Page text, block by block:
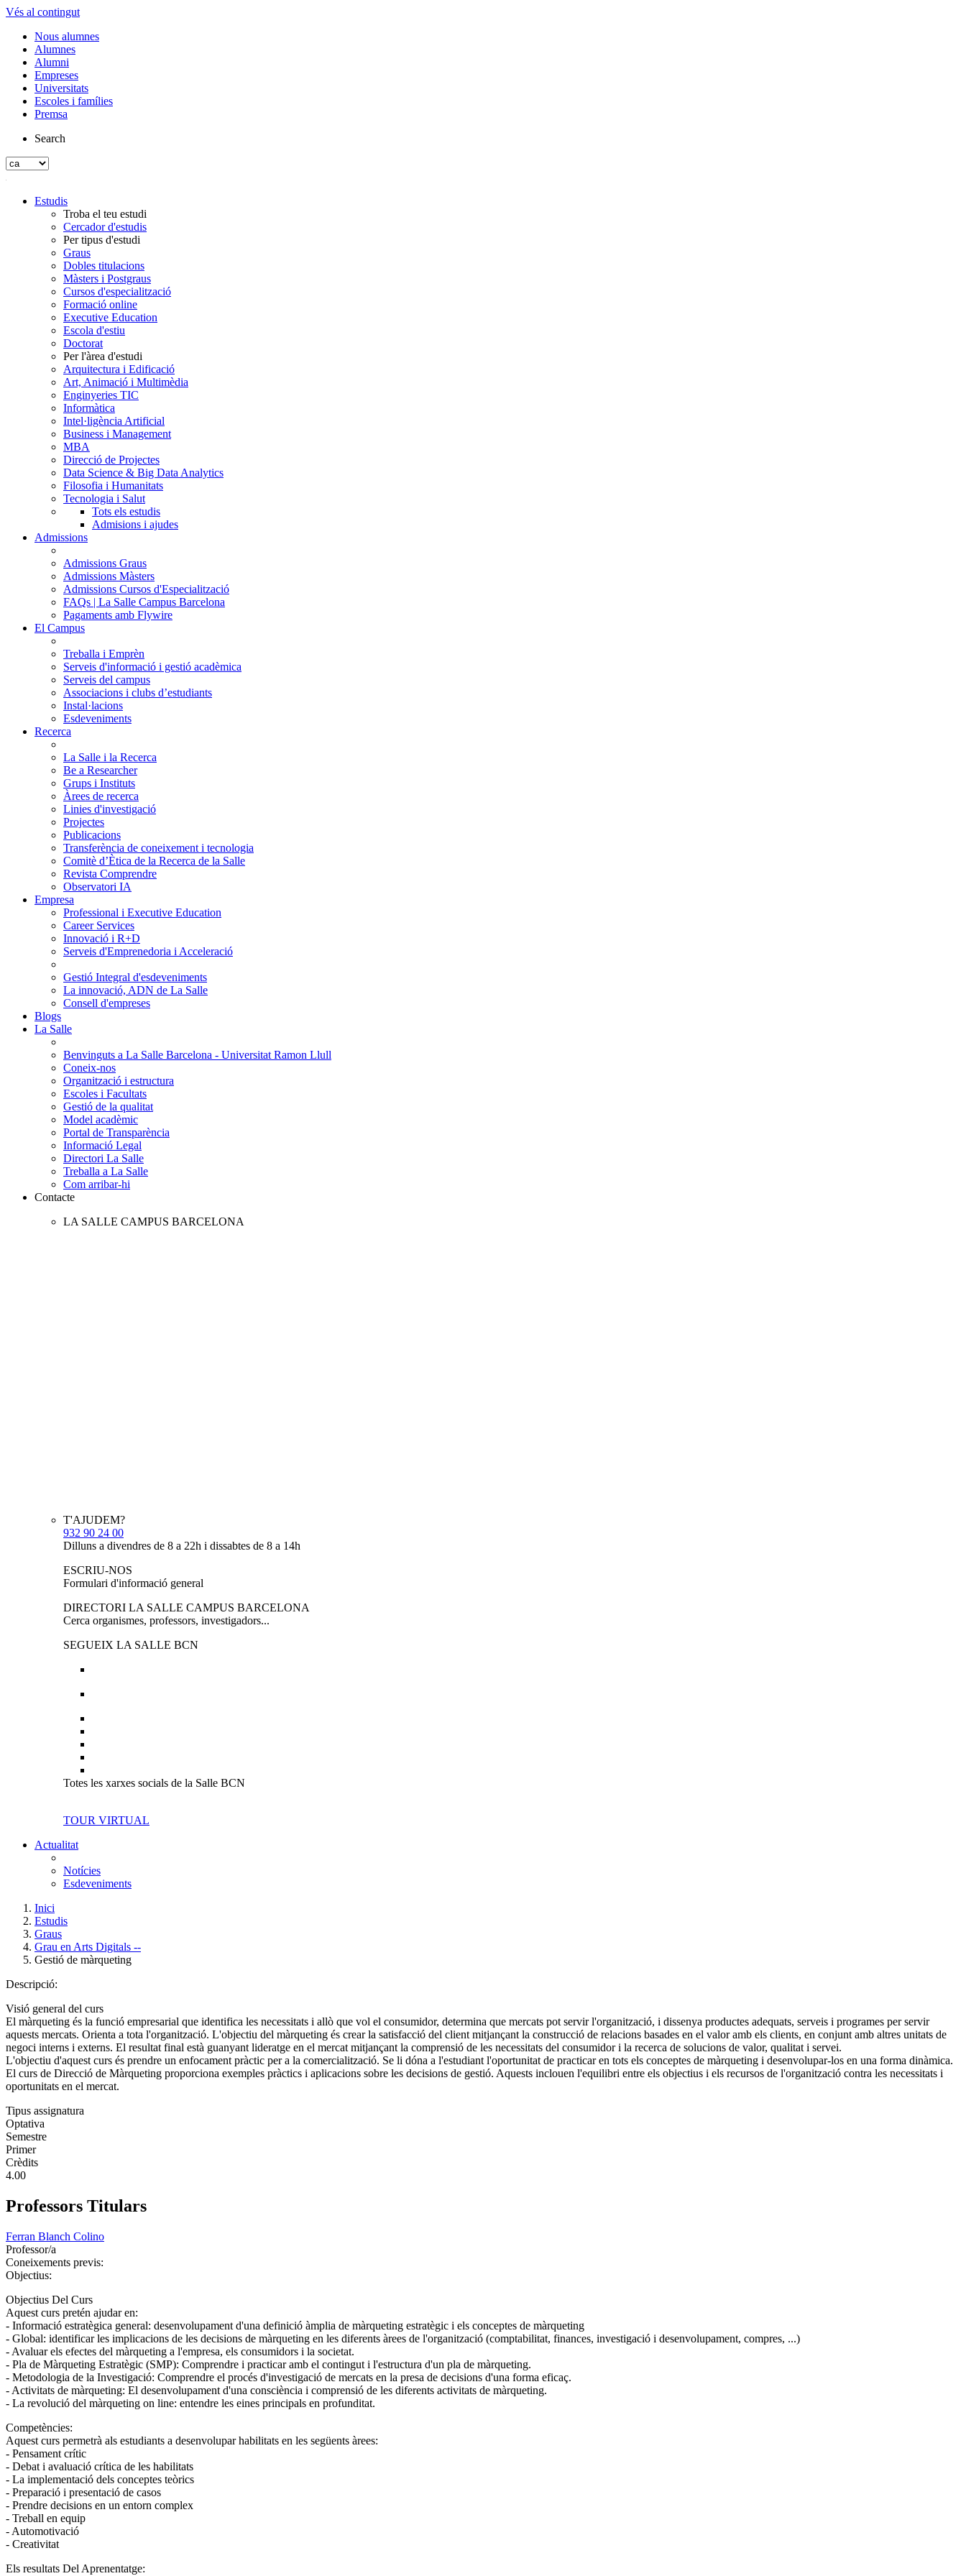
Vés al contingut
Nous alumnes
Alumnes
Alumni
Empreses
Universitats
Escoles i famílies
Premsa
Search
Estudis
Troba el teu estudi
Cercador d'estudis
Per tipus d'estudi
Graus
Dobles titulacions
Màsters i Postgraus
Cursos d'especialització
Formació online
Executive Education
Escola d'estiu
Doctorat
Per l'àrea d'estudi
Arquitectura i Edificació
Art, Animació i Multimèdia
Enginyeries TIC
Informàtica
Intel·ligència Artificial
Business i Management
MBA
Direcció de Projectes
Data Science & Big Data Analytics
Filosofia i Humanitats
Tecnologia i Salut
Tots els estudis
Admisions i ajudes
Admissions
Admissions Graus
Admissions Màsters
Admissions Cursos d'Especialització
FAQs | La Salle Campus Barcelona
Pagaments amb Flywire
El Campus
Treballa i Emprèn
Serveis d'informació i gestió acadèmica
Serveis del campus
Associacions i clubs d’estudiants
Instal·lacions
Esdeveniments
Recerca
La Salle i la Recerca
Be a Researcher
Grups i Instituts
Àrees de recerca
Linies d'investigació
Projectes
Publicacions
Transferència de coneixement i tecnologia
Comitè d’Ètica de la Recerca de la Salle
Revista Comprendre
Observatori IA
Empresa
Professional i Executive Education
Career Services
Innovació i R+D
Serveis d'Emprenedoria i Acceleració
Gestió Integral d'esdeveniments
La innovació, ADN de La Salle
Consell d'empreses
Blogs
La Salle
Benvinguts a La Salle Barcelona - Universitat Ramon Llull
Coneix-nos
Organització i estructura
Escoles i Facultats
Gestió de la qualitat
Model acadèmic
Portal de Transparència
Informació Legal
Directori La Salle
Treballa a La Salle
Com arribar-hi
Contacte
LA SALLE CAMPUS BARCELONA
T'AJUDEM?
932 90 24 00
Dilluns a divendres de 8 a 22h i dissabtes de 8 a 14h
ESCRIU-NOS
Formulari d'informació general
DIRECTORI LA SALLE CAMPUS BARCELONA
Cerca organismes, professors, investigadors...
SEGUEIX LA SALLE BCN
Totes les xarxes socials de la Salle BCN
TOUR VIRTUAL
Actualitat
Notícies
Esdeveniments
Inici
Estudis
Graus
Grau en Arts Digitals --
Gestió de màrqueting
Descripció:
Visió general del curs
El màrqueting és la funció empresarial que identifica les necessitats i allò que vol el consumidor, determina que mercats pot servir l'organització, i dissenya productes adequats, serveis i programes per servir
aquests mercats. Orienta a tota l'organització. L'objectiu del màrqueting és crear la satisfacció del client mitjançant la construcció de relacions basades en el valor amb els clients, en conjunt amb altres unitats de
negoci interns i externs. El resultat final està guanyant lideratge en el mercat mitjançant la comprensió de les necessitats del consumidor i la recerca de solucions de valor, qualitat i servei.
L'objectiu d'aquest curs és prendre un enfocament pràctic per a la comercialització. Se li dóna a l'estudiant l'oportunitat de practicar en tots els conceptes de màrqueting i desenvolupar-los en una forma dinàmica.
El curs de Direcció de Màrqueting proporciona exemples pràctics i aplicacions sobre les decisions de gestió. Aquests inclouen l'equilibri entre els objectius i els recursos de l'organització contra les necessitats i
oportunitats en el mercat.
Tipus assignatura
Optativa
Semestre
Primer
Crèdits
4.00
Professors Titulars
Ferran Blanch Colino
Professor/a
Coneixements previs:
Objectius:
Objectius Del Curs
Aquest curs pretén ajudar en:
- Informació estratègica general: desenvolupament d'una definició àmplia de màrqueting estratègic i els conceptes de màrqueting
- Global: identificar les implicacions de les decisions de màrqueting en les diferents àrees de l'organització (comptabilitat, finances, investigació i desenvolupament, compres, ...)
- Avaluar els efectes del màrqueting a l'empresa, els consumidors i la societat.
- Pla de Màrqueting Estratègic (SMP): Comprendre i practicar amb el contingut i l'estructura d'un pla de màrqueting.
- Metodologia de la Investigació: Comprendre el procés d'investigació de mercats en la presa de decisions d'una forma eficaç.
- Activitats de màrqueting: El desenvolupament d'una consciència i comprensió de les diferents activitats de màrqueting.
- La revolució del màrqueting on line: entendre les eines principals en profunditat.
Competències:
Aquest curs permetrà als estudiants a desenvolupar habilitats en les següents àrees:
- Pensament crític
- Debat i avaluació crítica de les habilitats
- La implementació dels conceptes teòrics
- Preparació i presentació de casos
- Prendre decisions en un entorn complex
- Treball en equip
- Automotivació
- Creativitat
Els resultats Del Aprenentatge: